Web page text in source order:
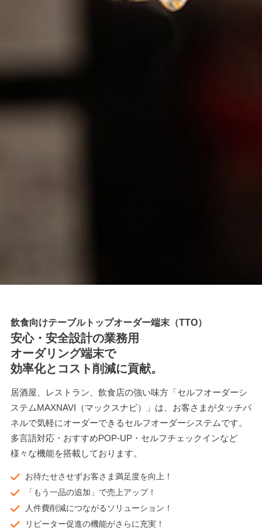
飲食向けテーブルトップオーダー端末（TTO）
安心・安全設計の業務用
オーダリング端末で
効率化とコスト削減に貢献。
居酒屋、レストラン、飲食店の強い味方「セルフオーダーシ
ステムMAXNAVI（マックスナビ）」は、お客さまがタッチパ
ネルで気軽にオーダーできるセルフオーダーシステムです。
多言語対応・おすすめPOP-UP・セルフチェックインなど
様々な機能を搭載しております。
お待たせさせずお客さま満足度を向上！
「もう一品の追加」で売上アップ！
人件費削減につながるソリューション！
リピーター促進の機能がさらに充実！